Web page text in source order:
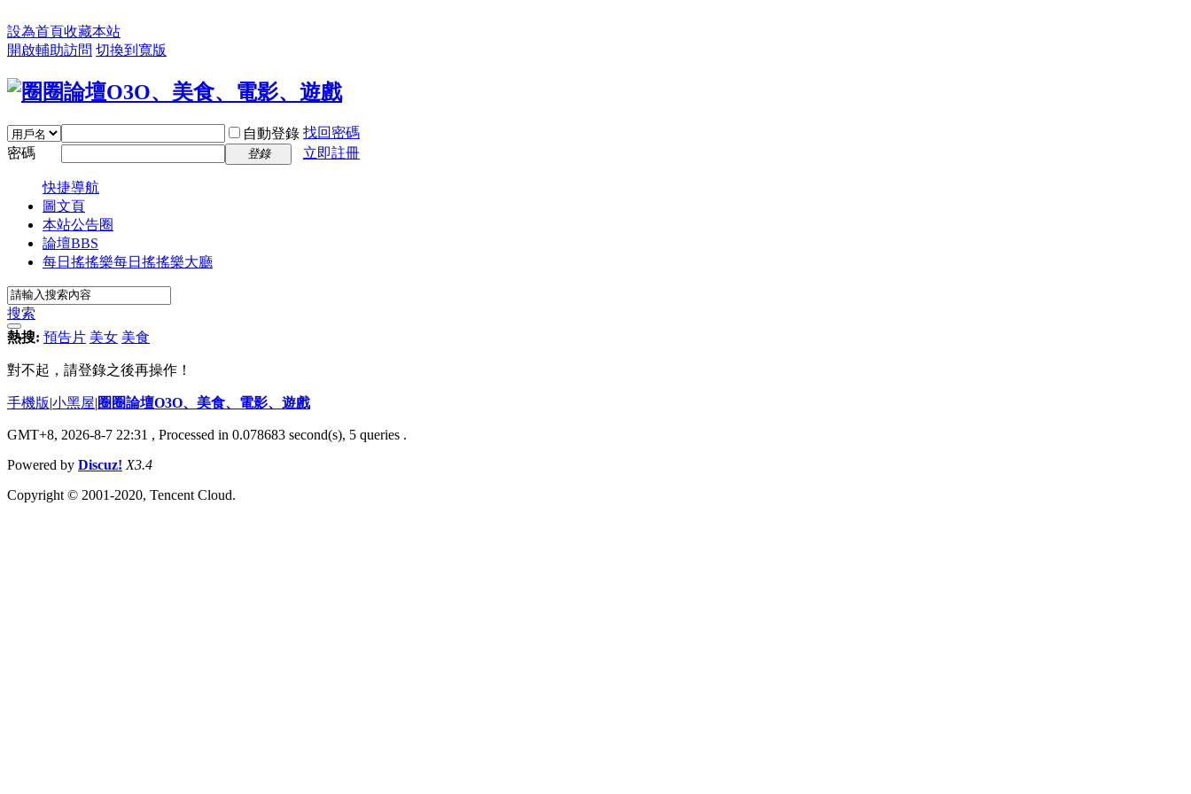
設為首頁收藏本站
開啟輔助訪問 切換到寬版
自動登錄 找回密碼
密碼
登錄 立即註冊
快捷導航
圖文頁
本站公告圈
論壇BBS
每日搖搖樂每日搖搖樂大廳
搜索
熱搜: 預告片 美女 美食
對不起，請登錄之後再操作！
手機版|小黑屋|圈圈論壇O3O、美食、電影、遊戲
GMT+8, 2026-8-7 22:31 , Processed in 0.078683 second(s), 5 queries .
Powered by Discuz! X3.4
Copyright © 2001-2020, Tencent Cloud.